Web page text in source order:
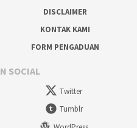
DISCLAIMER
KONTAK KAMI
FORM PENGADUAN
SOCIAL
Twitter
Tumblr